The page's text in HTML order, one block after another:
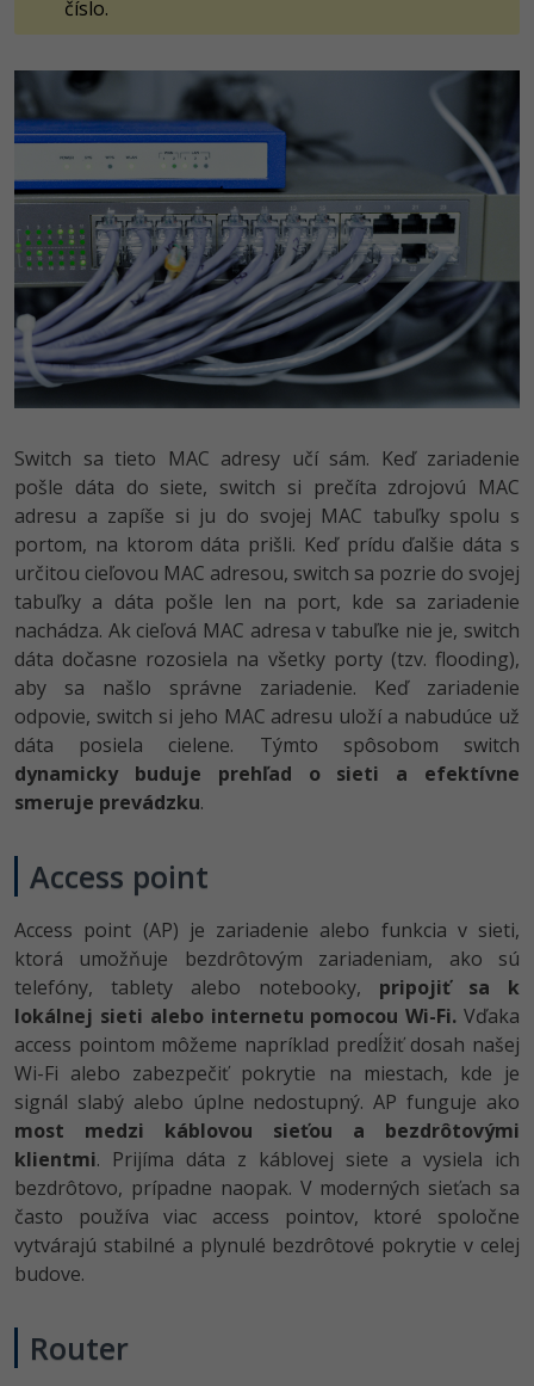
číslo.
Switch sa tieto MAC adresy učí sám. Keď zariadenie
pošle dáta do siete, switch si prečíta zdrojovú MAC
adresu a zapíše si ju do svojej MAC tabuľky spolu s
portom, na ktorom dáta prišli. Keď prídu ďalšie dáta s
určitou cieľovou MAC adresou, switch sa pozrie do svojej
tabuľky a dáta pošle len na port, kde sa zariadenie
nachádza. Ak cieľová MAC adresa v tabuľke nie je, switch
dáta dočasne rozosiela na všetky porty (tzv. flooding),
aby sa našlo správne zariadenie. Keď zariadenie
odpovie, switch si jeho MAC adresu uloží a nabudúce už
dáta posiela cielene. Týmto spôsobom switch
dynamicky buduje prehľad o sieti a efektívne
smeruje prevádzku.
Access point
Access point (AP) je zariadenie alebo funkcia v sieti,
ktorá umožňuje bezdrôtovým zariadeniam, ako sú
telefóny, tablety alebo notebooky, pripojiť sa k
lokálnej sieti alebo internetu pomocou Wi-Fi. Vďaka
access pointom môžeme napríklad predĺžiť dosah našej
Wi-Fi alebo zabezpečiť pokrytie na miestach, kde je
signál slabý alebo úplne nedostupný. AP funguje ako
most medzi káblovou sieťou a bezdrôtovými
klientmi. Prijíma dáta z káblovej siete a vysiela ich
bezdrôtovo, prípadne naopak. V moderných sieťach sa
často používa viac access pointov, ktoré spoločne
vytvárajú stabilné a plynulé bezdrôtové pokrytie v celej
budove.
Router